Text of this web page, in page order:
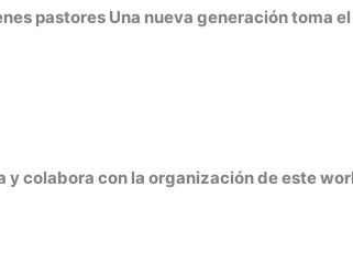
pastores Una nueva generación toma
colabora con la organización de este